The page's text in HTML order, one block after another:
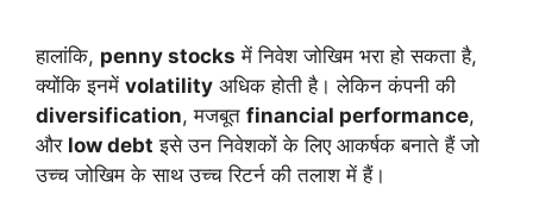
हालांकि, penny stocks में निवेश जोखिम भरा हो सकता है,
क्योंकि इनमें volatility अधिक होती है। लेकिन कंपनी की
diversification, मजबूत financial performance,
और low debt इसे उन निवेशकों के लिए आकर्षक बनाते हैं जो
उच्च जोखिम के साथ उच्च रिटर्न की तलाश में हैं।